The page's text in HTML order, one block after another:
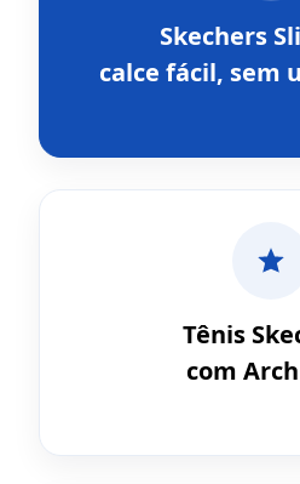
Skechers
calce fácil, sem
Tênis
com